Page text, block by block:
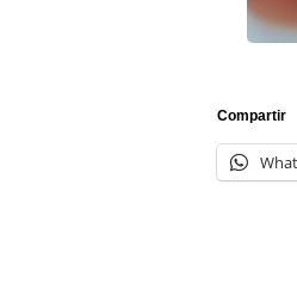
Compartir